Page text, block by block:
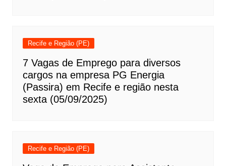
Recife e Região (PE)
7 Vagas de Emprego para diversos
cargos na empresa PG Energia
(Passira) em Recife e região nesta
sexta (05/09/2025)
Recife e Região (PE)